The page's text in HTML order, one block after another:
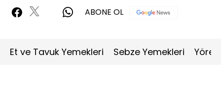
ABONE OL
Et ve Tavuk Yemekleri Sebze Yemekleri